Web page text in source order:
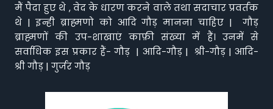
मैं पैदा हुए थे , वेद के धारण करने वाले तथा सदाचार प्रवर्तक
थे | इन्ही ब्राह्मणो को आदि गौड़ मानना चाहिए | गौड़
ब्राह्मणों की उप-शाखाएं काफ़ी संख्या में हैं। उनमें से
सर्वाधिक इस प्रकार हैं- गौड़ | आदि-गौड़ | श्री-गौड़ | आदि-
श्री गौड़ | गुर्जर गौड़